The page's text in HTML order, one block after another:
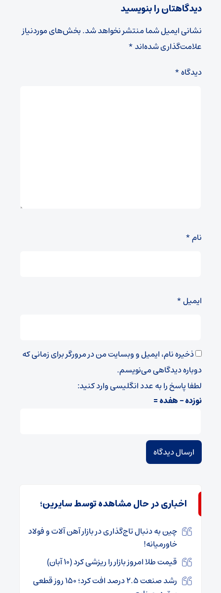
دیدگاهتان را بنویسید
نشانی ایمیل شما منتشر نخواهد شد.بخش‌های موردنیاز
علامت‌گذاری شده‌اند*
دیدگاه*
نام*
ایمیل*
ذخیره نام، ایمیل و وبسایت من در مرورگر برای زمانی که
دوباره دیدگاهی می‌نویسم.
لطفا پاسخ را به عدد انگلیسی وارد کنید:
نوزده − هفده =
اخباری در حال مشاهده توسط سایرین؛
چین به‌ دنبال تاج‌گذاری در بازار آهن آلات و فولاد
خاورمیانه!
قیمت طلا امروز بازار را ریزشی کرد (۱۰ آبان)
رشد صنعت ۲.۵ درصد افت کرد؛ ۱۵۰ روز قطعی